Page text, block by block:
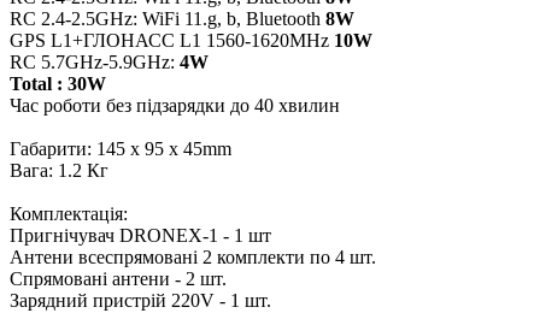
RC 2.4-2.5GHz: WiFi 11.g, b, Bluetooth 8W
GPS L1+ГЛОНАСС L1 1560-1620MHz 10W
RC 5.7GHz-5.9GHz: 4W
Total : 30W
Час роботи без підзарядки до 40 хвилин
Габарити: 145 x 95 x 45mm
Вага: 1.2 Кг
Комплектація:
Пригнічувач DRONEX-1 - 1 шт
Антени всеспрямовані 2 комплекти по 4 шт.
Спрямовані антени - 2 шт.
Зарядний пристрій 220V - 1 шт.